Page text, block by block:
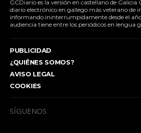
GCDiario es la versión en castellano de Galicia
diario electrónico en gallego más veterano de
informando ininterrumpidamente desde el
audiencia tiene entre los periódicos en lengua
PUBLICIDAD
¿QUIÉNES SOMOS?
AVISO LEGAL
COOKIES
SÍGUENOS